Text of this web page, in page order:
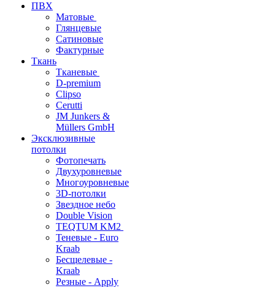
ПВХ
Матовые
Глянцевые
Сатиновые
Фактурные
Ткань
Тканевые
D-premium
Clipso
Cerutti
JM Junkers &
Müllers GmbH
Эксклюзивные
потолки
Фотопечать
Двухуровневые
Многоуровневые
3D-потолки
Звездное небо
Double Vision
TEQTUM KM2
Теневые - Euro
Kraab
Бесщелевые -
Kraab
Резные - Apply